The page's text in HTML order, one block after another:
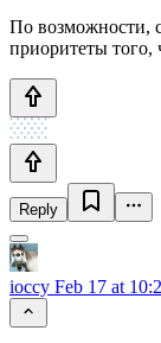
По возможности,
приоритеты того,
Reply
ioccy Feb 17 at